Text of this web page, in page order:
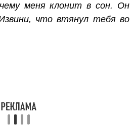
меня клонит в сон. Он
что втянул тебя во